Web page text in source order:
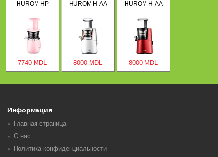
HUROM HP
7740 MDL
HUROM H-AA
8000 MDL
HUROM H-AA
8000 MDL
Информация
Главная страница
О нас
Политика конфиденциальности